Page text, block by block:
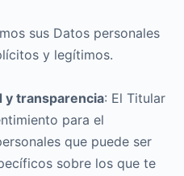
sus Datos personales
y legítimos.
y transparencia: El Titular
para el
que puede ser
sobre los que te